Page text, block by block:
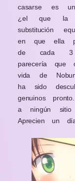
casarse es
¿el que la
substitución
en que ella
de cada 3
parecería
vida de
ha sido
genuinos
a ningún
Aprecien un